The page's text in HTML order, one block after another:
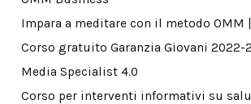
Impara a meditare con il metodo OMM
Corso gratuito Garanzia Giovani 2022-
Media Specialist 4.0
Corso per interventi informativi su